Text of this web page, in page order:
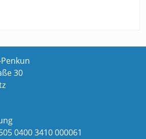
30
0400 3410 000061